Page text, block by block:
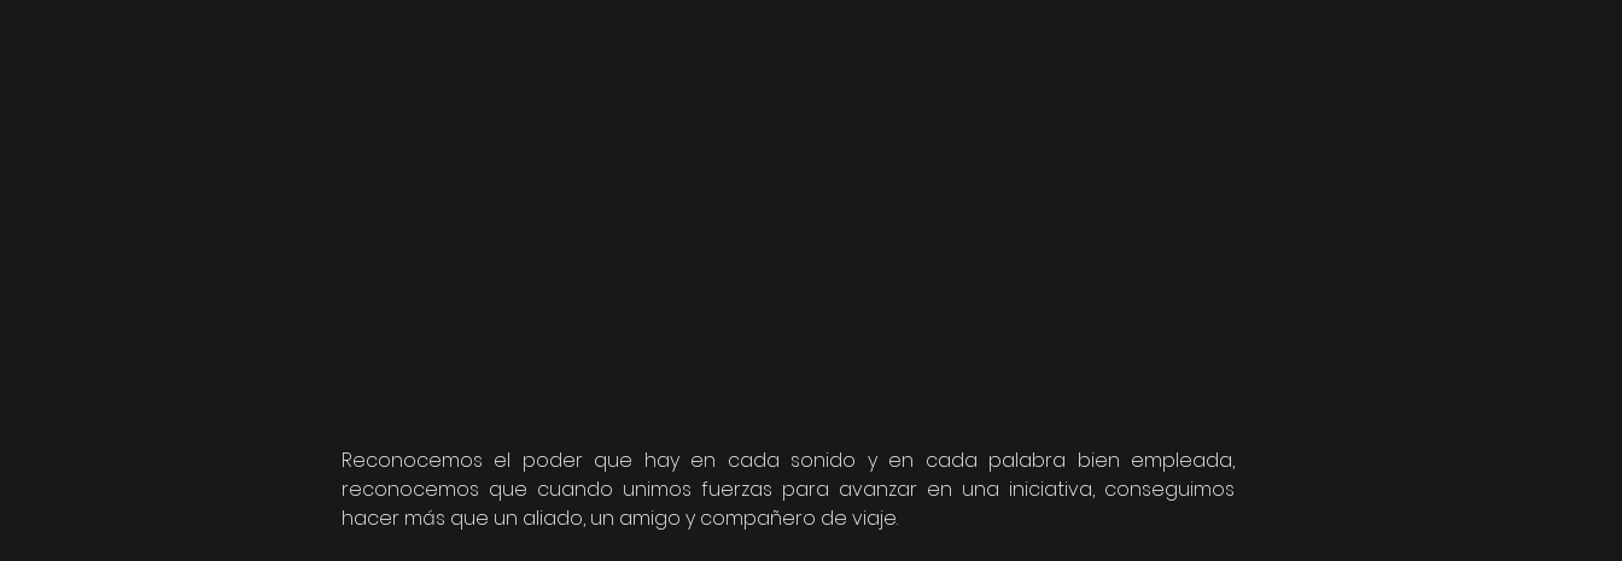
Reconocemos el poder que hay en cada sonido y en cada palabra bien empleada,
reconocemos que cuando unimos fuerzas para avanzar en una iniciativa, conseguimos
hacer más que un aliado, un amigo y compañero de viaje.